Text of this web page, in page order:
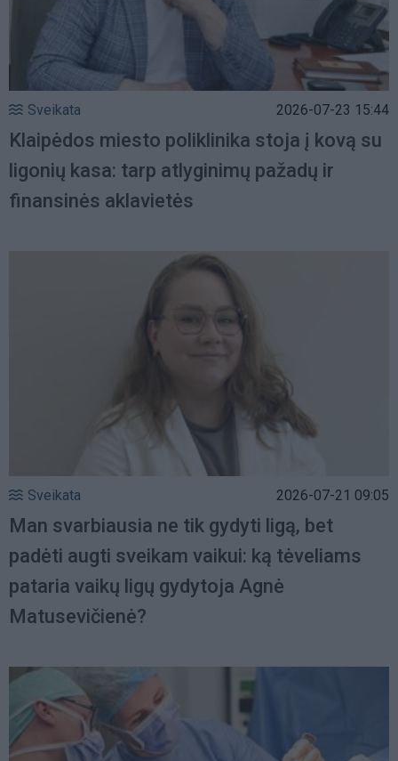
Sveikata 2026-07-23 15:44
Klaipėdos miesto poliklinika stoja į kovą su
ligonių kasa: tarp atlyginimų pažadų ir
finansinės aklavietės
Sveikata 2026-07-21 09:05
Man svarbiausia ne tik gydyti ligą, bet
padėti augti sveikam vaikui: ką tėveliams
pataria vaikų ligų gydytoja Agnė
Matusevičienė?